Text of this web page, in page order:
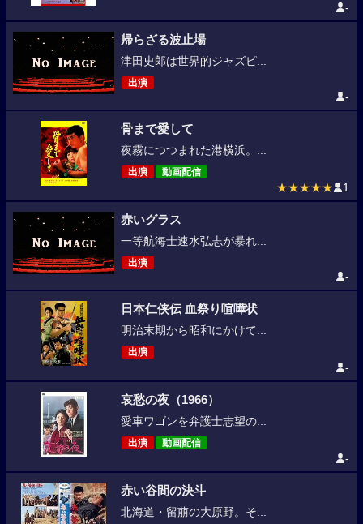
-
帰らざる波止場
津田史郎は世界的ジャズピ...
出演
-
骨まで愛して
夜霧につつまれた港横浜。...
出演 動画配信
★★★★★ 1
赤いグラス
一等航海士速水弘志が暴れ...
出演
-
日本仁侠伝 血祭り喧嘩状
明治末期から昭和にかけて...
出演
-
哀愁の夜（1966）
愛車ワゴンを弁護士志望の...
出演 動画配信
-
赤い谷間の決斗
北海道・留萠の大原野。そ...